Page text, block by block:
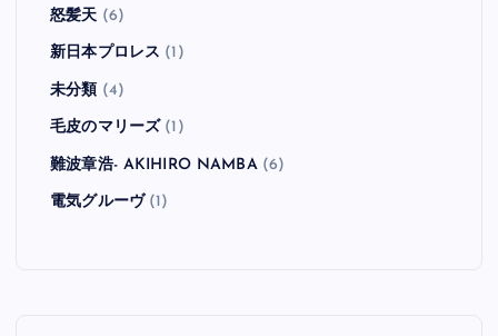
怒髪天 (6)
新日本プロレス (1)
未分類 (4)
毛皮のマリーズ (1)
難波章浩- AKIHIRO NAMBA(6)
電気グルーヴ(1)